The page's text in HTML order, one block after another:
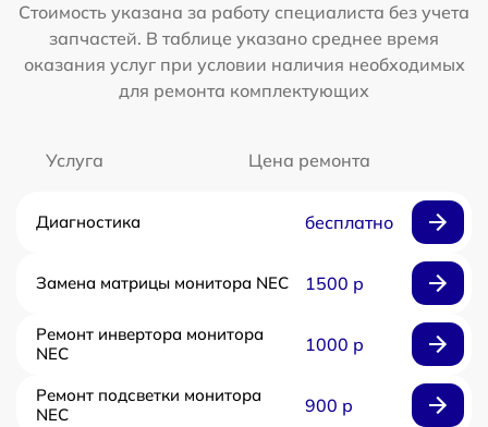
Стоимость указана за работу специалиста без учета
запчастей. В таблице указано среднее время
оказания услуг при условии наличия необходимых
для ремонта комплектующих
Услуга Цена ремонта
Диагностика бесплатно
Замена матрицы монитора NEC 1500 р
Ремонт инвертора монитора
NEC
1000 р
Ремонт подсветки монитора
NEC
900 р